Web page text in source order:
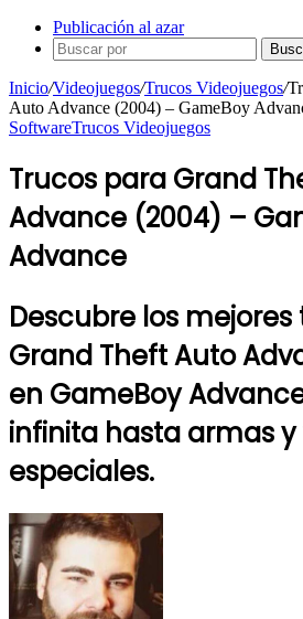
Publicación al azar
Inicio/Videojuegos/Trucos Videojuegos/
Auto Advance (2004) – GameBoy
SoftwareTrucos Videojuegos
Trucos para Grand
Advance (2004) –
Advance
Descubre los
Grand Theft Auto
en GameBoy
infinita hasta armas
especiales.